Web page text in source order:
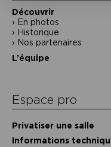
Découvrir
En photos
Historique
Nos partenaires
L’équipe
Espace pro
Privatiser une salle
Informations